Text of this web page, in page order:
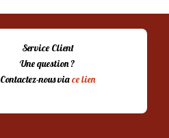
Service Client
Une question ?
Contactez-nous viace lien